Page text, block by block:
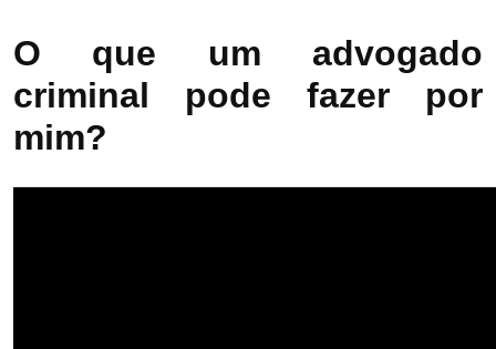
O que um advogado
criminal pode fazer por
mim?